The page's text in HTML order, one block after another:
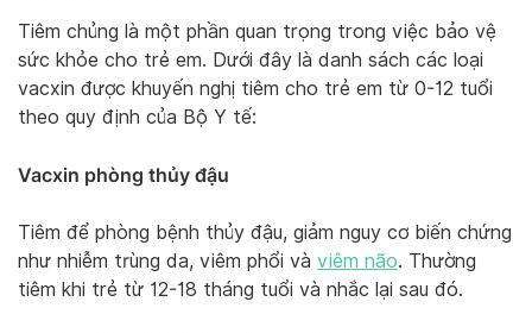
Tiêm chủng là một phần quan trọng trong việc bảo vệ
sức khỏe cho trẻ em. Dưới đây là danh sách các loại
vacxin được khuyến nghị tiêm cho trẻ em từ 0-12 tuổi
theo quy định của Bộ Y tế:
Vacxin phòng thủy đậu
Tiêm để phòng bệnh thủy đậu, giảm nguy cơ biến chứng
như nhiễm trùng da, viêm phổi và viêm não. Thường
tiêm khi trẻ từ 12-18 tháng tuổi và nhắc lại sau đó.